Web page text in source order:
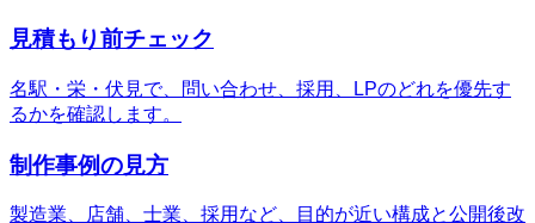
見積もり前チェック
名駅・栄・伏見で、問い合わせ、採用、LPのどれを優先す
るかを確認します。
制作事例の見方
製造業、店舗、士業、採用など、目的が近い構成と公開後改